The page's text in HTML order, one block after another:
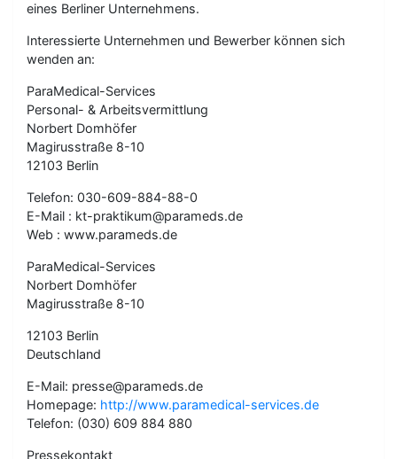
eines Berliner Unternehmens.
Interessierte Unternehmen und Bewerber können sich
wenden an:
ParaMedical-Services
Personal- & Arbeitsvermittlung
Norbert Domhöfer
Magirusstraße 8-10
12103 Berlin
Telefon: 030-609-884-88-0
E-Mail : kt-praktikum@parameds.de
Web : www.parameds.de
ParaMedical-Services
Norbert Domhöfer
Magirusstraße 8-10
12103 Berlin
Deutschland
E-Mail: presse@parameds.de
Homepage: http://www.paramedical-services.de
Telefon: (030) 609 884 880
Pressekontakt